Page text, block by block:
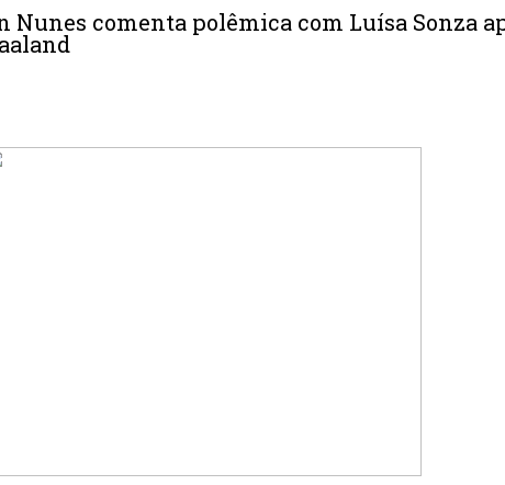
Nunes comenta polêmica com Luísa Sonza